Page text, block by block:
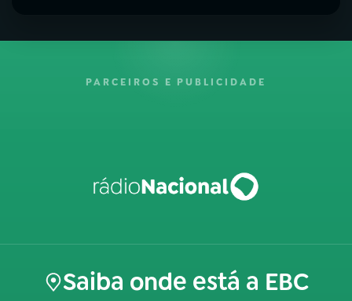
PARCEIROS E PUBLICIDADE
Saiba onde está a EBC